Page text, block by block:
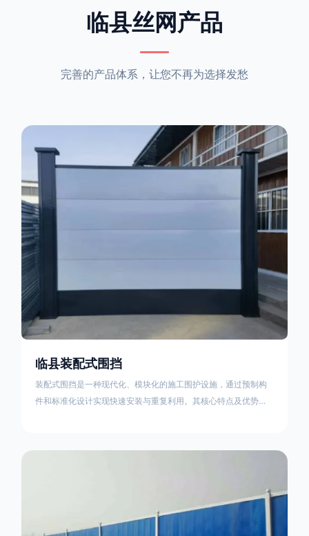
临县丝网产品
完善的产品体系，让您不再为选择发愁
临县装配式围挡
装配式围挡是一种现代化、模块化的施工围护设施，通过预制构
件和标准化设计实现快速安装与重复利用。其核心特点及优势如
撑、横撑加强筋等部件增强整体稳定性立柱规格：通常为